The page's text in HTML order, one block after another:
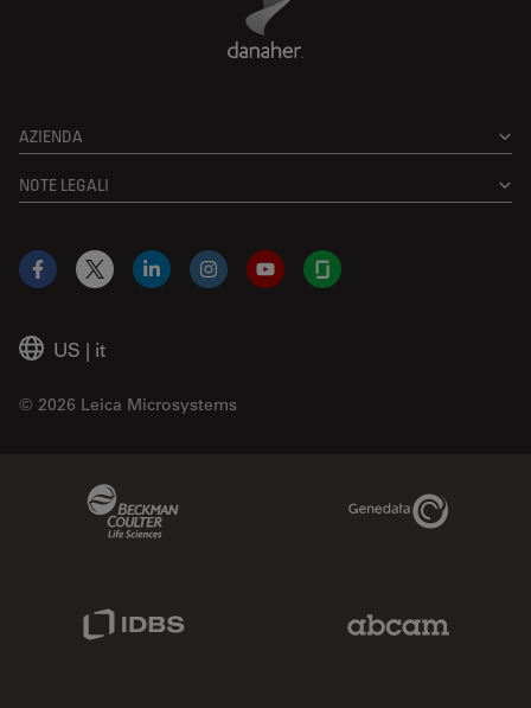
AZIENDA
NOTE LEGALI
US | it
© 2026 Leica Microsystems
Facebook
X LinkedInInstagramYouTubeGlassdoor
Genedata Link